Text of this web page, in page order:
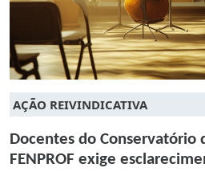
AÇÃO REIVINDICATIVA
Docentes do Conservatório
FENPROF exige